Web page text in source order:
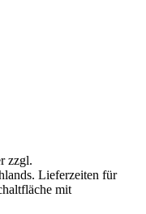
zzgl.
Lieferzeiten für
mit